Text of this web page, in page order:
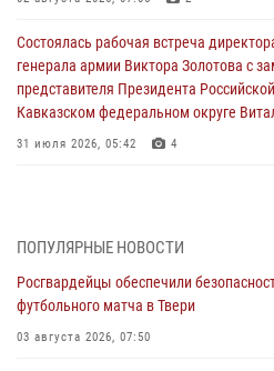
Состоялась рабочая встреча
генерала армии Виктора Золотова с
представителя Президента
Кавказском федеральном округе
31 июля 2026, 05:42 4
28 июля 2026, 11:30 2
Сотрудники вневедомственной
пресекли 20 правонарушений за
27 июля 2026, 08:29
ПОПУЛЯРНЫЕ НОВОСТИ
Росгвардейцы обеспечили
футбольного матча в Твери
03 августа 2026, 07:50